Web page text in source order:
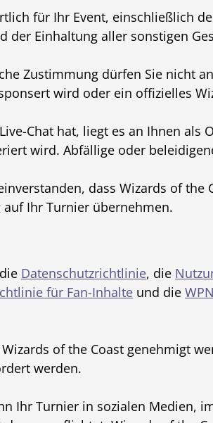
für Ihr Event, einschließlich
der Einhaltung aller sonstigen
Zustimmung dürfen Sie nicht
wird oder ein offizielles
Chat hat, liegt es an Ihnen als
wird. Abfällige oder
dass Wizards of the
Ihr Turnier übernehmen.
Datenschutzrichtlinie, die
für Fan-Inhalte und die
of the Coast genehmigt
werden.
Ihr Turnier in sozialen Medien,